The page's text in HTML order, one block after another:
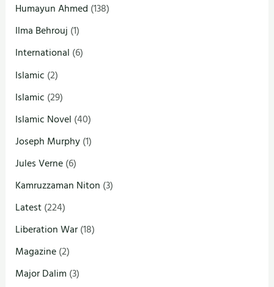
Humayun Ahmed (138)
Ilma Behrouj (1)
International (6)
Islamic (2)
Islamic (29)
Islamic Novel (40)
Joseph Murphy(1)
Jules Verne(6)
Kamruzzaman Niton (3)
Latest(224)
Liberation War(18)
Magazine(2)
Major Dalim (3)